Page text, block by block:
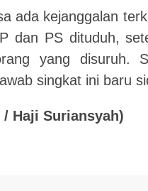
ada kejanggalan
dan PS dituduh,
yang disuruh.
singkat ini baru
Haji Suriansyah)